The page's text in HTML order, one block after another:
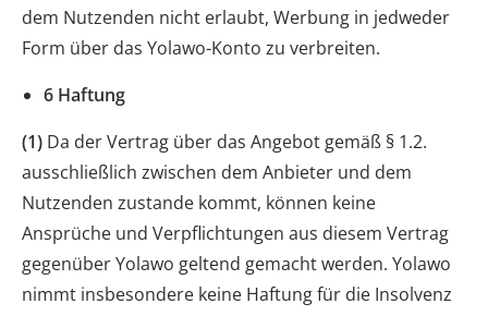
dem Nutzenden nicht erlaubt, Werbung in jedweder
Form über das Yolawo-Konto zu verbreiten.
6 Haftung
(1) Da der Vertrag über das Angebot gemäß § 1.2.
ausschließlich zwischen dem Anbieter und dem
Nutzenden zustande kommt, können keine
Ansprüche und Verpflichtungen aus diesem Vertrag
gegenüber Yolawo geltend gemacht werden. Yolawo
nimmt insbesondere keine Haftung für die Insolvenz